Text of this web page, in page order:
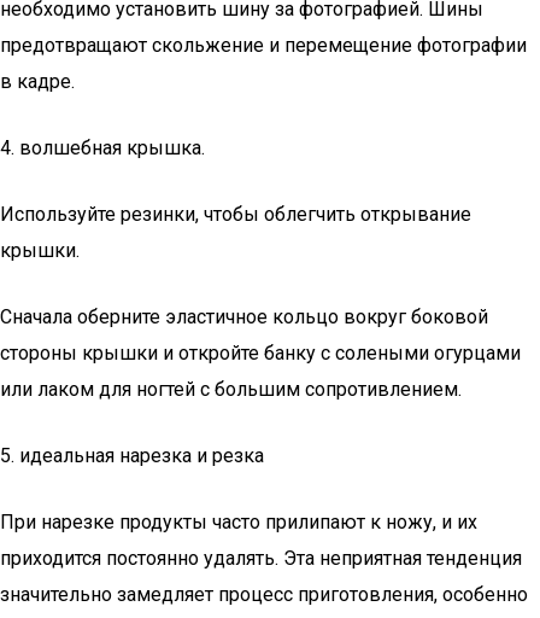
необходимо установить шину за фотографией. Шины
предотвращают скольжение и перемещение фотографии
в кадре.
4. волшебная крышка.
Используйте резинки, чтобы облегчить открывание
крышки.
Сначала оберните эластичное кольцо вокруг боковой
стороны крышки и откройте банку с солеными огурцами
или лаком для ногтей с большим сопротивлением.
5. идеальная нарезка и резка
При нарезке продукты часто прилипают к ножу, и их
приходится постоянно удалять. Эта неприятная тенденция
значительно замедляет процесс приготовления, особенно